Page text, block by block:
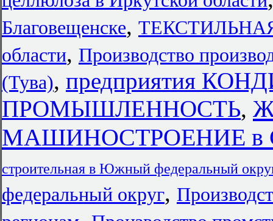
Благовещенске,
области, Производство
(Тува), предприятия
ПРОМЫШЛЕННОСТЬ,
МАШИНОСТРОЕНИЕ в
строительная в Южный федеральный
федеральный округ,